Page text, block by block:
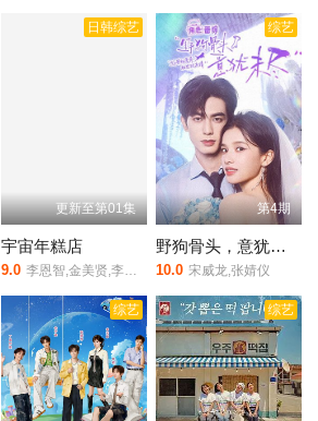
日韩综艺
更新至第01集
宇宙年糕店
9.0 李恩智,金美贤,李泳知,安宥真
综艺
第4期
野狗骨头，意犹未尽
10.0 宋威龙,张婧仪
综艺 综艺